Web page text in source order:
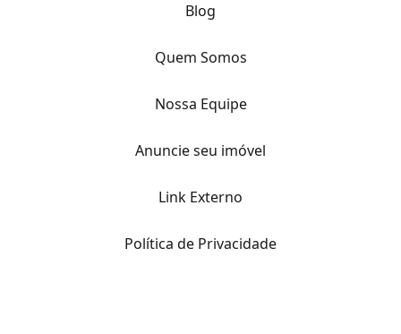
Blog
Quem Somos
Nossa Equipe
Anuncie seu imóvel
Link Externo
Política de Privacidade